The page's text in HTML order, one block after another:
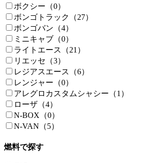
ボクシー（0）
ボンゴトラック（27）
ボンゴバン（4）
ミニキャブ（0）
ライトエース（21）
リエッセ（3）
レジアスエース（6）
レンジャー（0）
アレグロカスタムシャシー（1）
ローザ（4）
N-BOX（0）
N-VAN（5）
燃料で探す